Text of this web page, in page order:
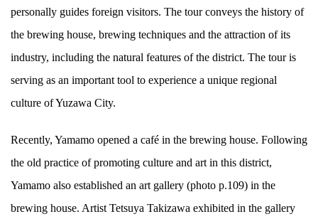
personally guides foreign visitors. The tour conveys the history of
the brewing house, brewing techniques and the attraction of its
industry, including the natural features of the district. The tour is
serving as an important tool to experience a unique regional
culture of Yuzawa City.
Recently, Yamamo opened a café in the brewing house. Following
the old practice of promoting culture and art in this district,
Yamamo also established an art gallery (photo p.109) in the
brewing house. Artist Tetsuya Takizawa exhibited in the gallery